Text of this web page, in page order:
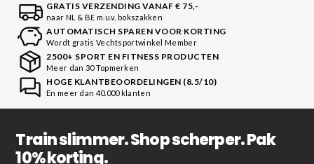
GRATIS VERZENDING VANAF € 75,-
naar NL & BE m.u.v. bokszakken
AUTOMATISCH SPAREN VOOR KORTING
Wordt gratis Vechtsportwinkel Member
2500+ SPORT EN FITNESS PRODUCTEN
Meer dan 30 Topmerken
HOGE KLANTBEOORDELINGEN (8.5/10)
En meer dan 40.000 klanten
Train slimmer. Shop scherper. Pak
10% korting.